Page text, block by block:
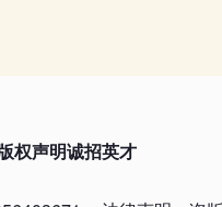
权声明诚招英才